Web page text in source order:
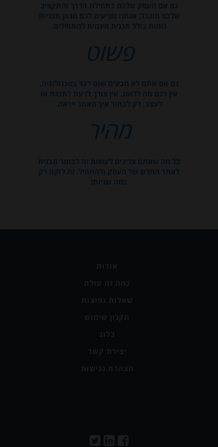
גם אם העסק שלכם בתחילת הדרך והתקציב
שלכם מוגבל, אנחנו מציעים לכם מגוון תכניות
נוחות כולל תכנית חינמית למתחילים.
פשוט
גם אם אתם לא מבינים שום דבר בטכנולוגיה,
אין לכם מה לדאוג. אין צורך לדעת לתכנת או
לעצב, רק לבחור איך האתר ייראה.
מהיר
כל מה שאתם צריכים לעשות זה לבחור תבנית
לאתר החדש של העסק ולהתחיל. זה לוקח רק
כמה שניות!